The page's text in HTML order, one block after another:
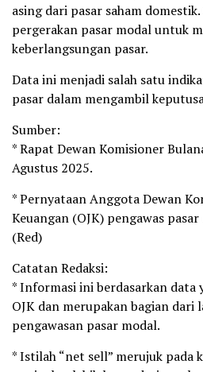
asing dari pasar saham
pergerakan pasar modal untuk
keberlangsungan pasar.
Data ini menjadi salah satu
pasar dalam mengambil
Sumber:
* Rapat Dewan Komisioner
Agustus 2025.
* Pernyataan Anggota Dewan
Keuangan (OJK) pengawas
(Red)
Catatan Redaksi:
* Informasi ini berdasarkan data
OJK dan merupakan bagian
pengawasan pasar modal.
* Istilah “net sell” merujuk pada